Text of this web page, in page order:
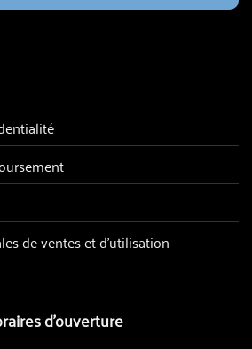
de ventes et d'utilisation
d'ouverture